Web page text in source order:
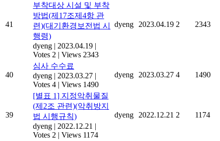
41
부착대상 시설 및 부착
방법(제17조제4항 관
련)(대기환경보전법 시
행령)
dyeng | 2023.04.19 |
Votes 2 | Views 2343
dyeng 2023.04.19 2 2343
40
심사 수수료
dyeng | 2023.03.27 |
Votes 4 | Views 1490
dyeng 2023.03.27 4 1490
39
[별표 1] 지정악취물질
(제2조 관련)(악취방지
법 시행규칙)
dyeng | 2022.12.21 |
Votes 2 | Views 1174
dyeng 2022.12.21 2 1174